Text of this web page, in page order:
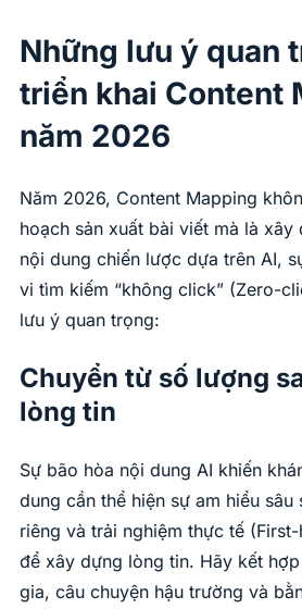
Những lưu ý quan
triển khai Content
năm 2026
Năm 2026, Content Mapping
hoạch sản xuất bài viết mà là xây
nội dung chiến lược dựa trên AI,
vi tìm kiếm “không click” (Zero-
lưu ý quan trọng:
Chuyển từ số lượng
lòng tin
Sự bão hòa nội dung AI khiến
dung cần thể hiện sự am hiểu sâu
riêng và trải nghiệm thực tế
để xây dựng lòng tin. Hãy kết
gia, câu chuyện hậu trường và